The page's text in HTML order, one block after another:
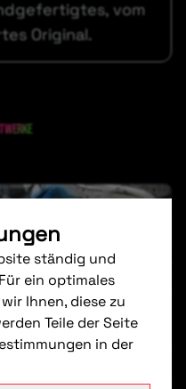
vom
Original.
ständig und
ein optimales
Ihnen, diese zu
Teile der Seite
in der